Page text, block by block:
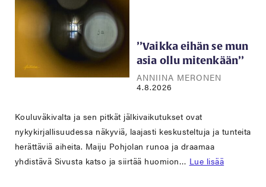
’’Vaikka eihän se mun
asia ollu mitenkään’’
ANNIINA MERONEN
4.8.2026
Kouluväkivalta ja sen pitkät jälkivaikutukset ovat
nykykirjallisuudessa näkyviä, laajasti keskusteltuja ja tunteita
herättäviä aiheita. Maiju Pohjolan runoa ja draamaa
yhdistävä Sivusta katso ja siirtää huomion… Lue lisää